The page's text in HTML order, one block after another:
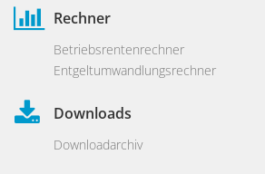
Rechner
Betriebsrentenrechner
Entgeltumwandlungsrechner
Downloads
Downloadarchiv